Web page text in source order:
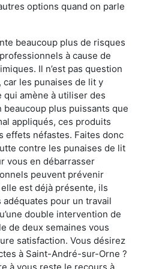
options quand on parle
beaucoup plus de risques
à cause de
Il n’est pas question
car les punaises de lit y
amène à utiliser des
plus puissants que
appliqués, ces produits
effets néfastes. Faites donc
contre les punaises de lit
vous en débarrasser
peuvent prévenir
est déjà présente, ils
pour un travail
double intervention de
de deux semaines vous
satisfaction. Vous désirez
à Saint-André-sur-Orne ?